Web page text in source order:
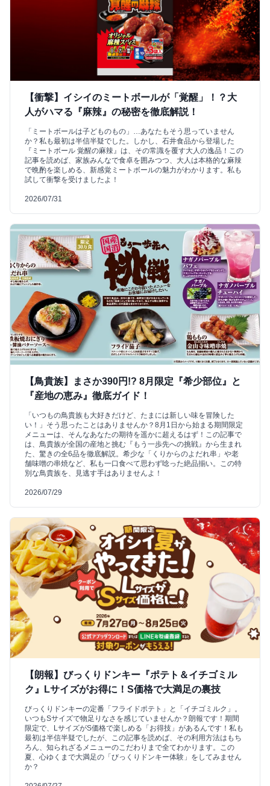
【衝撃】イシイのミートボールが「覚醒」！？大
人がハマる『麻辣』の秘密を徹底解説！
「ミートボールは子どものもの」…あなたもそう思っていません
か？私も最初は半信半疑でした。しかし、石井食品から登場した
『ミートボール 覚醒の麻辣』は、その常識を覆す大人の逸品！この
記事を読めば、家族みんなで食卓を囲みつつ、大人は本格的な麻辣
で晩酌を楽しめる、新感覚ミートボールの魅力がわかります。私も
試して衝撃を受けましたよ！
2026/07/31
【鳥貴族】まさか390円!? 8月限定『希少部位』と
『産地の恵み』徹底ガイド！
「いつもの鳥貴族も大好きだけど、たまには新しい味を冒険した
い！」そう思ったことはありませんか？8月1日から始まる期間限定
メニューは、そんなあなたの期待を遥かに超えるはず！この記事で
は、鳥貴族が全国の産地と挑む『もう一歩先への挑戦』から生まれ
た、驚きの全6品を徹底解説。希少な「くりからのよだれ串」や老
舗味噌の串焼など、私も一口食べて思わず唸った絶品揃い。この特
別な鳥貴族を、見逃す手はありませんよ！
2026/07/29
【朗報】びっくりドンキー『ポテト＆イチゴミル
ク』Lサイズがお得に！S価格で大満足の裏技
びっくりドンキーの定番「フライドポテト」と「イチゴミルク」。
いつもSサイズで物足りなさを感じていませんか？朗報です！期間
限定で、LサイズがS価格で楽しめる「お得技」があるんです！私も
最初は半信半疑でしたが、この記事を読めば、その利用方法はもち
ろん、知られざるメニューのこだわりまで全てわかります。この
夏、心ゆくまで大満足の「びっくりドンキー体験」をしてみません
か？